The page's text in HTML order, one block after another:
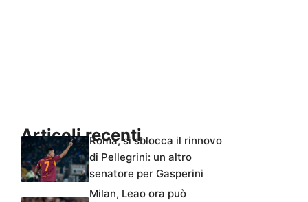
Articoli recentiRoma, si sblocca il rinnovo
di Pellegrini: un altro
senatore per Gasperini
Milan, Leao ora può